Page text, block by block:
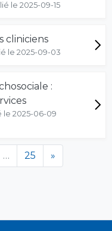
le 2025-09-15
cliniciens
le 2025-09-03
:
le 2025-06-09
… 25 »